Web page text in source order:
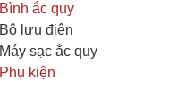
Bình ắc quy
Bộ lưu điện
Máy sạc ắc quy
Phụ kiện